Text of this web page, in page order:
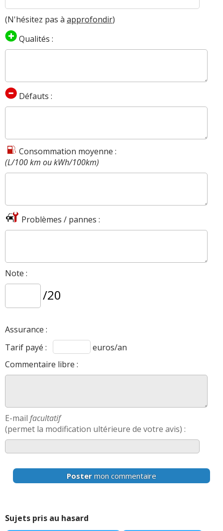
(N'hésitez pas à approfondir)
Qualités :
Défauts :
Consommation moyenne :
(L/100 km ou kWh/100km)
Problèmes / pannes :
Note :
/20
Assurance :
Tarif payé :
euros/an
Commentaire libre :
E-mail facultatif
(permet la modification ultérieure de votre avis) :
Poster mon commentaire
Sujets pris au hasard